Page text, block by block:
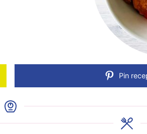
Pin